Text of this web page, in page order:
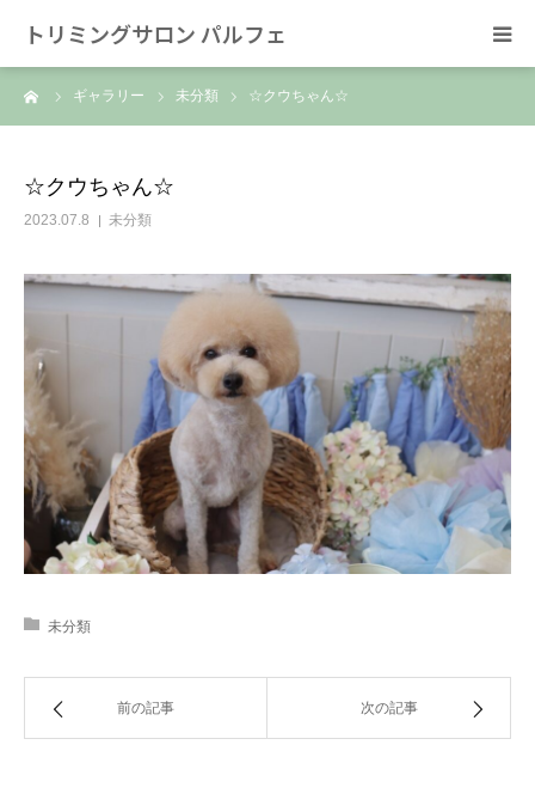
トリミングサロン パルフェ
ギャラリー 未分類 ☆クウちゃん☆
☆クウちゃん☆
2023.07.8 未分類
未分類
前の記事 次の記事
HOME
SNS/リンク